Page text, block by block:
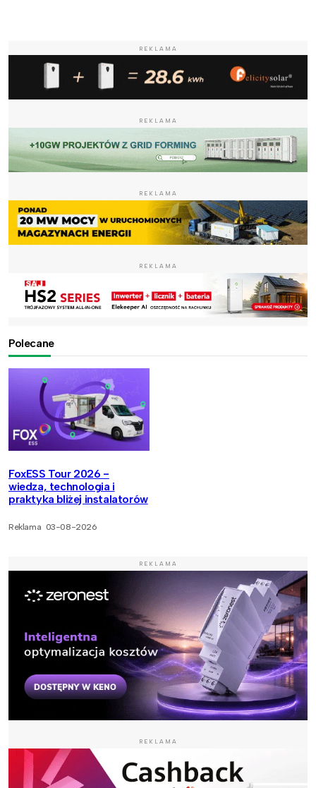
REKLAMA
REKLAMA
REKLAMA
REKLAMA
Polecane
FoxESS Tour 2026 -
wiedza, technologia i
praktyka bliżej instalatorów
Reklama 03-08-2026
REKLAMA
REKLAMA